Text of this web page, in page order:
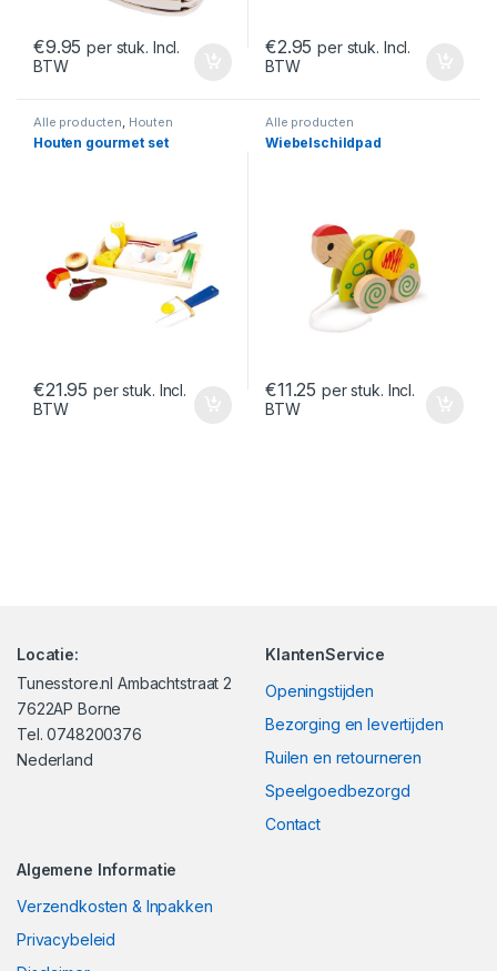
€9.95 per stuk. Incl.
BTW
€2.95 per stuk. Incl.
BTW
Alle producten, Houten
speelgoed
Houten gourmet set
€21.95 per stuk. Incl.
BTW
Alle producten
Wiebelschildpad
€11.25 per stuk. Incl.
BTW
Locatie:
Tunesstore.nl Ambachtstraat 2
7622AP Borne
Tel. 0748200376
Nederland
KlantenService
Openingstijden
Bezorging en levertijden
Ruilen en retourneren
Speelgoedbezorgd
Contact
Algemene Informatie
Verzendkosten & Inpakken
Privacybeleid